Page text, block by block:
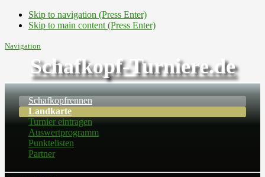
Skip to navigation (Press Enter)
Skip to main content (Press Enter)
Navigation
Schafkopf-Turniere.de
Schafkopfrennen
Landkarte
Turnier eintragen
Auswertprogramm
Punktelisten
Partner